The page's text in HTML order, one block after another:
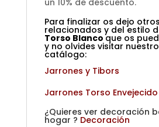
un 10% de descuento.
Para finalizar os dejo
relacionados y del estilo
Torso Blancoque os
y no olvides visitar
catálogo:
Jarrones y Tibors
Jarrones Torso Envejecido
¿Quieres ver decoración
hogar ? Decoración